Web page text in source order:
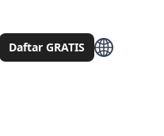
Daftar GRATIS